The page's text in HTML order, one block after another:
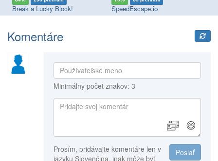
Break a Lucky Block! SpeedEscape.io
Komentáre
Minimálny počet znakov: 3
😄
Poslať
Prosím, pridávajte komentáre len v
jazyku Slovenčina, inak môže byť